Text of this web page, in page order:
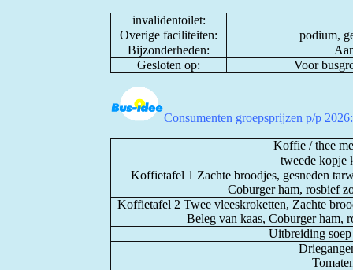
invalidentoilet:
Overige faciliteiten:
podium,
Bijzonderheden:
Gesloten op:
Voor
Consumenten groepsprijzen p/p
Koffie / thee
tweede kopje
Koffietafel 1 Zachte broodjes, gesneden
Coburger ham, rosbief
Koffietafel 2 Twee vleeskroketten, Zachte
Beleg van kaas, Coburger ham,
Uitbreiding